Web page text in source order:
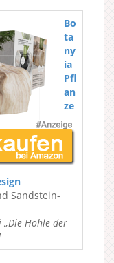
Bo
ta
ny
ia
Pfl
an
ze
Sandstein-
Höhle der